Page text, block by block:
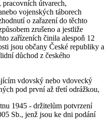
pracovních útvarech,
vojenských táborech
o zařazení do těchto
zrušeno a jestliže
zařízeních činila alespoň 12
jsou občany České republiky a
důchod z českého
vdovský nebo vdovecký
pod první až třetí odrážkou,
1945 - držitelům potvrzení
Sb., jenž jsou ke dni podání